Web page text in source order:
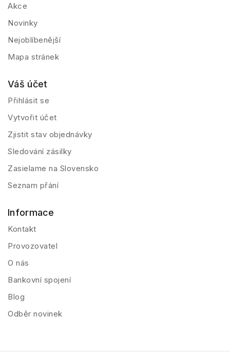
Akce
Novinky
Nejoblíbenější
Mapa stránek
Váš účet
Přihlásit se
Vytvořit účet
Zjistit stav objednávky
Sledování zásilky
Zasielame na Slovensko
Seznam přání
Informace
Kontakt
Provozovatel
O nás
Bankovní spojení
Blog
Odběr novinek